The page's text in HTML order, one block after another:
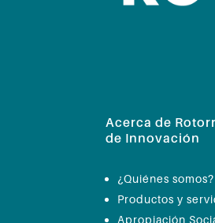
Acerca de
de Innovación
¿Quiénes somos?
Productos y
Apropiación